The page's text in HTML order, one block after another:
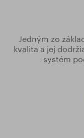
Jedným zo
kvalita a jej
systém